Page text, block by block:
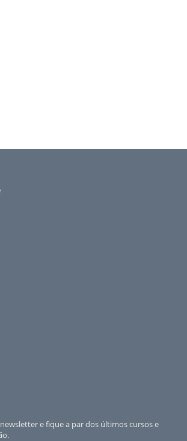
e fique a par dos últimos cursos e